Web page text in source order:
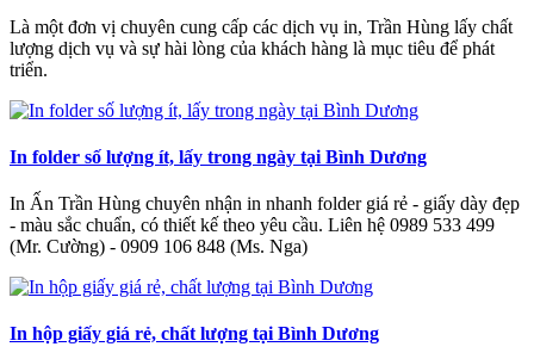
Là một đơn vị chuyên cung cấp các dịch vụ in, Trần Hùng lấy chất
lượng dịch vụ và sự hài lòng của khách hàng là mục tiêu để phát
triển.
In folder số lượng ít, lấy trong ngày tại Bình Dương
In Ấn Trần Hùng chuyên nhận in nhanh folder giá rẻ - giấy dày đẹp
- màu sắc chuẩn, có thiết kế theo yêu cầu. Liên hệ 0989 533 499
(Mr. Cường) - 0909 106 848 (Ms. Nga)
In hộp giấy giá rẻ, chất lượng tại Bình Dương